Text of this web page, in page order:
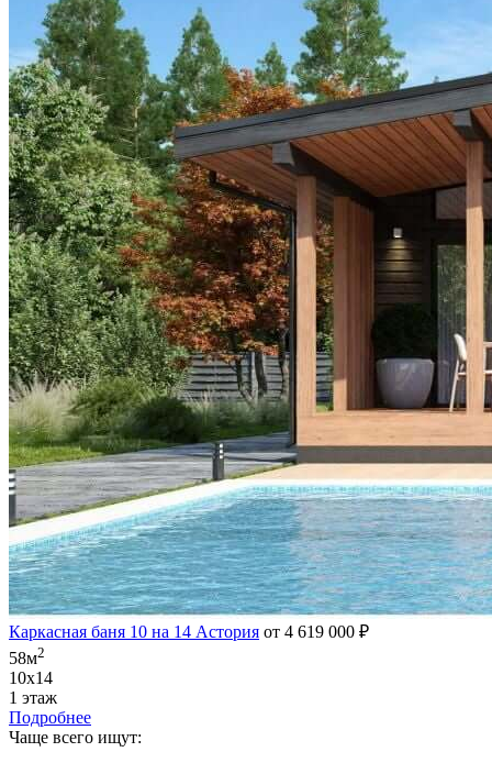
Каркасная баня 10 на 14 Астория от 4 619 000 ₽
58м2
10х14
1 этаж
Подробнее
Чаще всего ищут: